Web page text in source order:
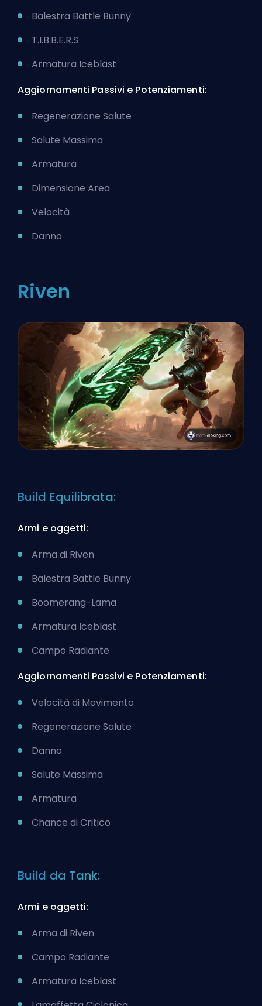
Balestra Battle Bunny
T.I.B.B.E.R.S
Armatura Iceblast
Aggiornamenti Passivi e Potenziamenti:
Regenerazione Salute
Salute Massima
Armatura
Dimensione Area
Velocità
Danno
Riven
Build Equilibrata:
Armi e oggetti:
Arma di Riven
Balestra Battle Bunny
Boomerang-Lama
Armatura Iceblast
Campo Radiante
Aggiornamenti Passivi e Potenziamenti:
Velocità di Movimento
Regenerazione Salute
Danno
Salute Massima
Armatura
Chance di Critico
Build da Tank:
Armi e oggetti:
Arma di Riven
Campo Radiante
Armatura Iceblast